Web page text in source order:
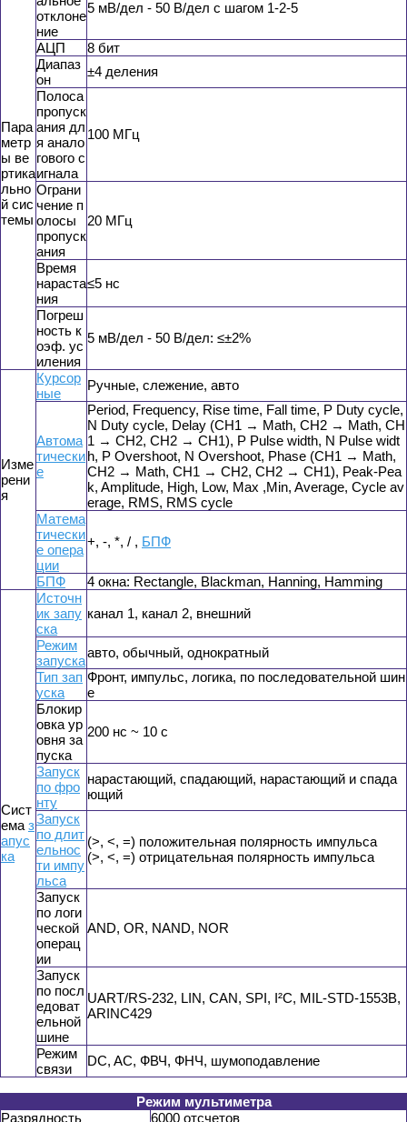
Пара
метр
ы ве
ртика
льно
й сис
темы
отклоне
ние
5 мВ/дел - 50 В/дел с шагом 1-2-5
АЦП
8 бит
Диапаз
он
±4 деления
Полоса
пропуск
ания дл
я анало
гового с
игнала
100 МГц
Ограни
чение п
олосы
пропуск
ания
20 МГц
Время
нараста
ния
≤5 нс
Погреш
ность к
оэф. ус
иления
5 мВ/дел - 50 В/дел: ≤±2%
Изме
рени
я
Курсор
ные
Ручные, слежение, авто
Автома
тически
е
Period, Frequency, Rise time, Fall time, P Duty cycle,
N Duty cycle, Delay (CH1 → Math, CH2 → Math, CH
1 → CH2, CH2 → CH1), P Pulse width, N Pulse widt
h, P Overshoot, N Overshoot, Phase (CH1 → Math,
CH2 → Math, CH1 → CH2, CH2 → CH1), Peak-Pea
k, Amplitude, High, Low, Max ,Min, Average, Cycle av
erage, RMS, RMS cycle
Матема
тически
е опера
ции
+, -, *, / , БПФ
БПФ 4 окна: Rectangle, Blackman, Hanning, Hamming
Сист
ема з
апус
ка
Источн
ик запу
ска
канал 1, канал 2, внешний
Режим
запуска
авто, обычный, однократный
Тип зап
уска
Фронт, импульс, логика, по последовательной шин
е
Блокир
овка ур
овня за
пуска
200 нс ~ 10 с
Запуск
по фро
нту
нарастающий, спадающий, нарастающий и спада
ющий
Запуск
по длит
ельнос
ти импу
льса
(>, <, =) положительная полярность импульса
(>, <, =) отрицательная полярность импульса
Запуск
по логи
ческой
операц
ии
AND, OR, NAND, NOR
Запуск
по посл
едоват
ельной
шине
UART/RS-232, LIN, CAN, SPI, I²C, MIL-STD-1553B,
ARINC429
Режим
связи
DC, AC, ФВЧ, ФНЧ, шумоподавление
Режим мультиметра
Разрядность
6000 отсчетов